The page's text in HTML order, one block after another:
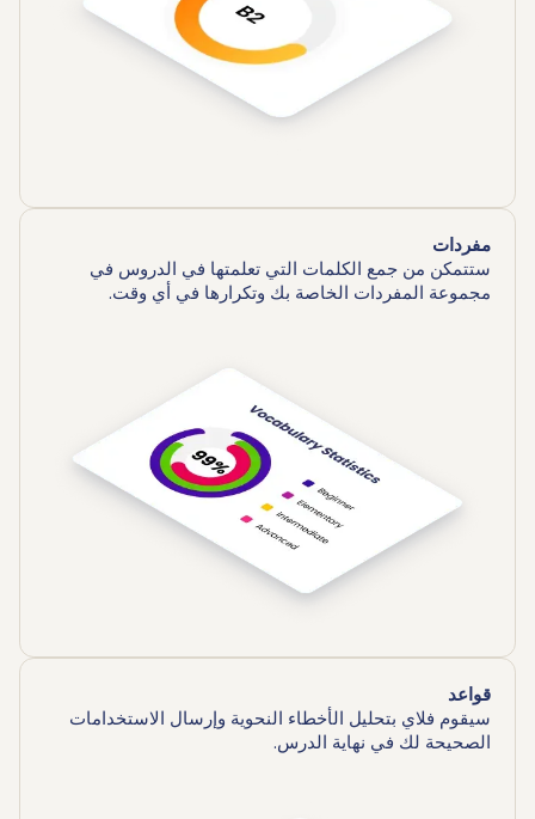
مفردات
ستتمكن من جمع الكلمات التي تعلمتها في الدروس في
مجموعة المفردات الخاصة بك وتكرارها في أي وقت.
قواعد
سيقوم فلاي بتحليل الأخطاء النحوية وإرسال الاستخدامات
الصحيحة لك في نهاية الدرس.